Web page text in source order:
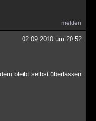
melden
02.09.2010 um 20:52
bleibt selbst überlassen